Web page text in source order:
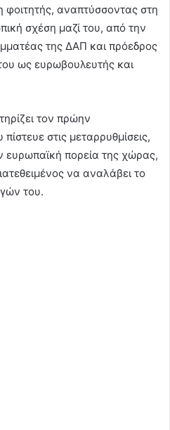
αναπτύσσοντας στη
σχέση μαζί του, από την
της ΔΑΠ και πρόεδρος
ως ευρωβουλευτής και
τον πρώην
στις μεταρρυθμίσεις,
ευρωπαϊκή πορεία της χώρας,
να αναλάβει το
του.